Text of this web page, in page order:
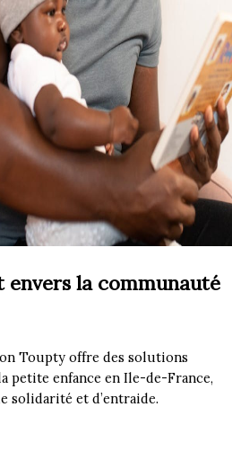
envers la communauté
Toupty offre des solutions
petite enfance en Ile-de-France,
solidarité et d’entraide.